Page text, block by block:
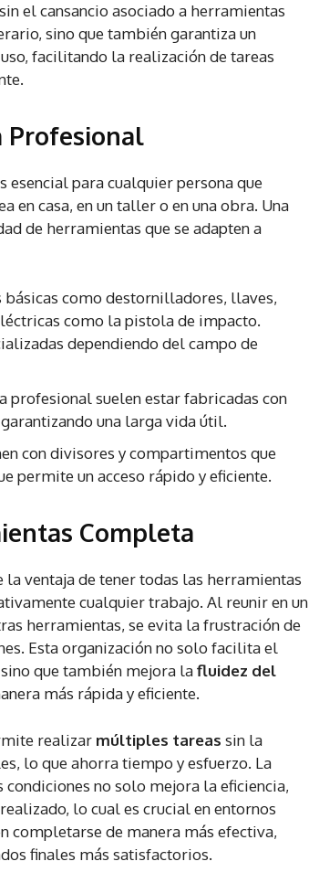
el cansancio asociado a herramientas
sino que también garantiza un
facilitando la realización de tareas
Profesional
esencial para cualquier persona que
en casa, en un taller o en una obra. Una
de herramientas que se adapten a
básicas como destornilladores, llaves,
como la pistola de impacto.
dependiendo del campo de
profesional suelen estar fabricadas con
una larga vida útil.
con divisores y compartimentos que
permite un acceso rápido y eficiente.
Completa
ventaja de tener todas las herramientas
cualquier trabajo. Al reunir en un
herramientas, se evita la frustración de
Esta organización no solo facilita el
que también mejora lafluidez del
más rápida y eficiente.
realizar múltiples tareas sin la
lo que ahorra tiempo y esfuerzo. La
no solo mejora la eficiencia,
lo cual es crucial en entornos
completarse de manera más efectiva,
finales más satisfactorios.